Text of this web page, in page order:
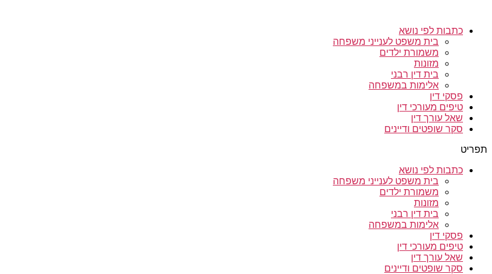
כתבות לפי נושא
בית משפט לענייני משפחה
משמורת ילדים
מזונות
בית דין רבני
אלימות במשפחה
פסקי דין
טיפים מעורכי דין
שאל עורך דין
סקר שופטים ודיינים
תפריט
כתבות לפי נושא
בית משפט לענייני משפחה
משמורת ילדים
מזונות
בית דין רבני
אלימות במשפחה
פסקי דין
טיפים מעורכי דין
שאל עורך דין
סקר שופטים ודיינים